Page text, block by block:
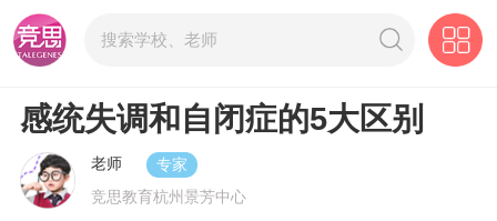
感统失调和自闭症的5大区别
老师
专家
竞思教育杭州景芳中心